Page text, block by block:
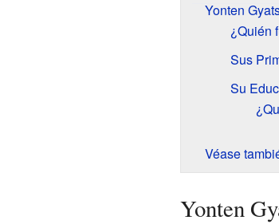
Yonten
¿Quién
Sus
Su
Véase
Yonten